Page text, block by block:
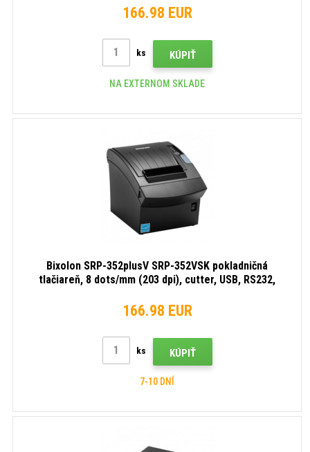
166.98 EUR
ks KÚPIŤ
NA EXTERNOM SKLADE
Bixolon SRP-352plusV SRP-352VSK pokladničná
tlačiareň, 8 dots/mm (203 dpi), cutter, USB, RS232,
166.98 EUR
ks KÚPIŤ
7-10 DNÍ